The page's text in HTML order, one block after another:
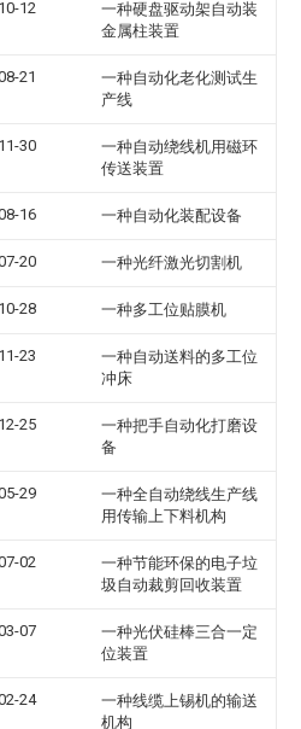
12
一种硬盘驱动架自动装
金属柱装置
21
一种自动化老化测试生
产线
30
一种自动绕线机用磁环
传送装置
16 一种自动化装配设备
20 一种光纤激光切割机
28 一种多工位贴膜机
23
一种自动送料的多工位
冲床
25
一种把手自动化打磨设
备
29
一种全自动绕线生产线
用传输上下料机构
02
一种节能环保的电子垃
圾自动裁剪回收装置
07
一种光伏硅棒三合一定
位装置
24
一种线缆上锡机的输送
机构